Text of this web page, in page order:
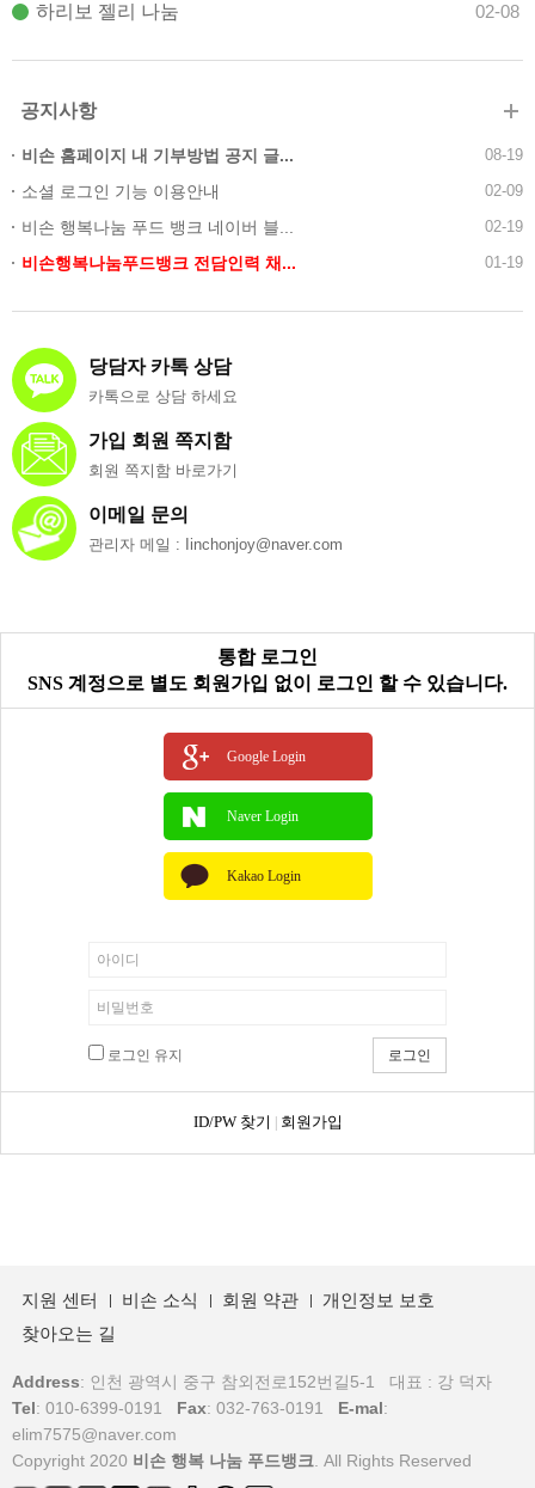
하리보 젤리 나눔
02-08
공지사항
비손 홈페이지 내 기부방법 공지 글... 08-19
소셜 로그인 기능 이용안내 02-09
비손 행복나눔 푸드 뱅크 네이버 블... 02-19
비손행복나눔푸드뱅크 전담인력 채... 01-19
당담자 카톡 상담
카톡으로 상담 하세요
가입 회원 쪽지함
회원 쪽지함 바로가기
이메일 문의
관리자 메일 : Iinchonjoy@naver.com
통합 로그인
SNS 계정으로 별도 회원가입 없이 로그인 할 수 있습니다.
Google Login
Naver Login
Kakao Login
로그인 유지
ID/PW 찾기 회원가입
지원 센터 비손 소식 회원 약관
개인정보 보호
찾아오는 길
Address: 인천 광역시 중구 참외전로152번길5-1 대표 : 강 덕자
Tel: 010-6399-0191 Fax: 032-763-0191 E-mal:
elim7575@naver.com
Copyright 2020 비손 행복 나눔 푸드뱅크 . All Rights Reserved